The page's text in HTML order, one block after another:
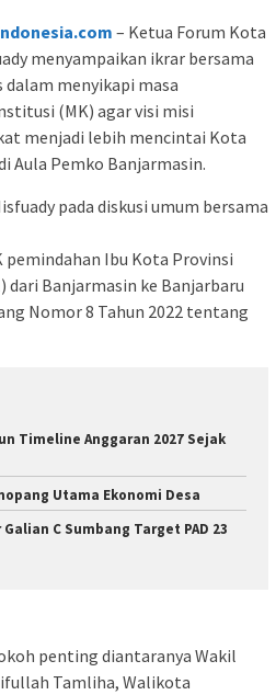
– Ketua Forum Kota
menyampaikan ikrar bersama
menyikapi masa
(MK) agar visi misi
menjadi lebih mencintai Kota
Aula Pemko Banjarmasin.
pada diskusi umum bersama
pemindahan Ibu Kota Provinsi
Banjarmasin ke Banjarbaru
Nomor 8 Tahun 2022 tentang
Timeline Anggaran 2027 Sejak
Utama Ekonomi Desa
C Sumbang Target PAD 23
penting diantaranya Wakil
Tamliha, Walikota